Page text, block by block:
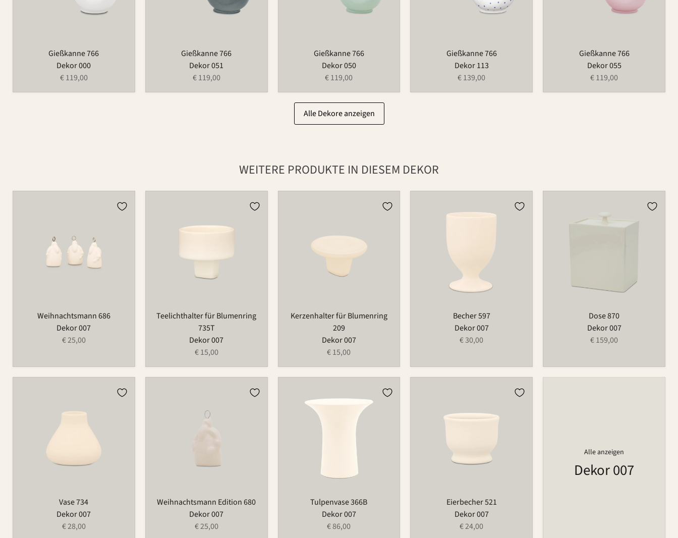
Gießkanne 766
Dekor 000
€ 119,00
Gießkanne 766
Dekor 051
€ 119,00
Gießkanne 766
Dekor 050
€ 119,00
Gießkanne 766
Dekor 113
€ 139,00
Gießkanne 766
Dekor 055
€ 119,00
Alle Dekore anzeigen
WEITERE PRODUKTE IN DIESEM DEKOR
Weihnachtsmann 686
Dekor 007
€ 25,00
Teelichthalter für Blumenring
735T
Dekor 007
€ 15,00
Kerzenhalter für Blumenring
209
Dekor 007
€ 15,00
Becher 597
Dekor 007
€ 30,00
Dose 870
Dekor 007
€ 159,00
Vase 734
Dekor 007
€ 28,00
Weihnachtsmann Edition 680
Dekor 007
€ 25,00
Tulpenvase 366B
Dekor 007
€ 86,00
Eierbecher 521
Dekor 007
€ 24,00
Alle anzeigen
Dekor 007